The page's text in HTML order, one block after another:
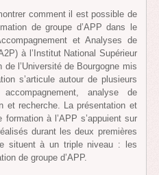
comment il est possible de
de groupe d’APP dans le
et Analyses de
à l’Institut National Supérieur
l’Université de Bourgogne mis
s’articule autour de plusieurs
analyse de
et recherche. La présentation et
à l’APP s’appuient sur
durant les deux premières
situent à un triple niveau : les
de groupe d’APP.